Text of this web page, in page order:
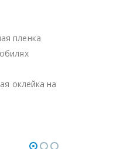
пленка
оклейка на